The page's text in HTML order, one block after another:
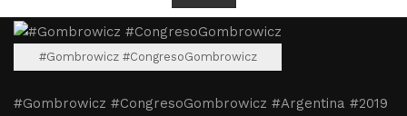
#Gombrowicz #CongresoGombrowicz
#Gombrowicz #CongresoGombrowicz #Argentina #2019